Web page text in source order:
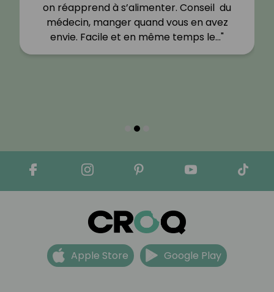
on réapprend à s’alimenter. Conseil du
médecin, manger quand vous en avez
envie. Facile et en même temps le…"
Apple Store Google Play